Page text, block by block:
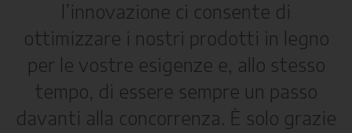
l’innovazione ci consente di
ottimizzare i nostri prodotti in legno
per le vostre esigenze e, allo stesso
tempo, di essere sempre un passo
davanti alla concorrenza. È solo grazie